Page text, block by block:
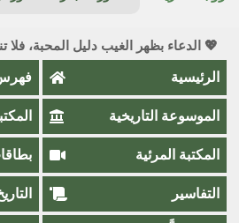
💖 الدعاء بظهر الغيب دليل المحبة،
الرئيسية
الموسوعة التاريخية
المكتبة المرئية
التفاسير